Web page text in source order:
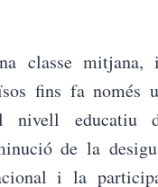
classe
fins fa només
educatiu
de la
i la